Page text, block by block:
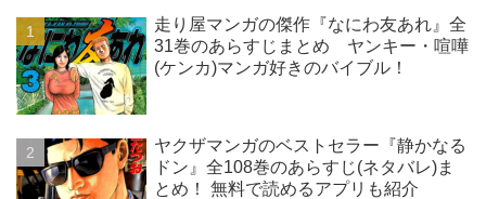
走り屋マンガの傑作『なにわ友あれ』全
31巻のあらすじまとめ ヤンキー・喧嘩
(ケンカ)マンガ好きのバイブル！
ヤクザマンガのベストセラー『静かなる
ドン』全108巻のあらすじ(ネタバレ)ま
とめ！ 無料で読めるアプリも紹介